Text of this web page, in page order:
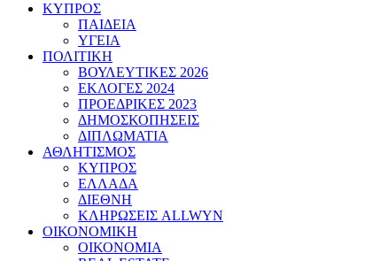
ΚΥΠΡΟΣ
ΠΑΙΔΕΙΑ
ΥΓΕΙΑ
ΠΟΛΙΤΙΚΗ
ΒΟΥΛΕΥΤΙΚΕΣ 2026
ΕΚΛΟΓΕΣ 2024
ΠΡΟΕΔΡΙΚΕΣ 2023
ΔΗΜΟΣΚΟΠΗΣΕΙΣ
ΔΙΠΛΩΜΑΤΙΑ
ΑΘΛΗΤΙΣΜΟΣ
ΚΥΠΡΟΣ
ΕΛΛΑΔΑ
ΔΙΕΘΝΗ
ΚΛΗΡΩΣΕΙΣ ALLWYN
ΟΙΚΟΝΟΜΙΚΗ
ΟΙΚΟΝΟΜΙΑ